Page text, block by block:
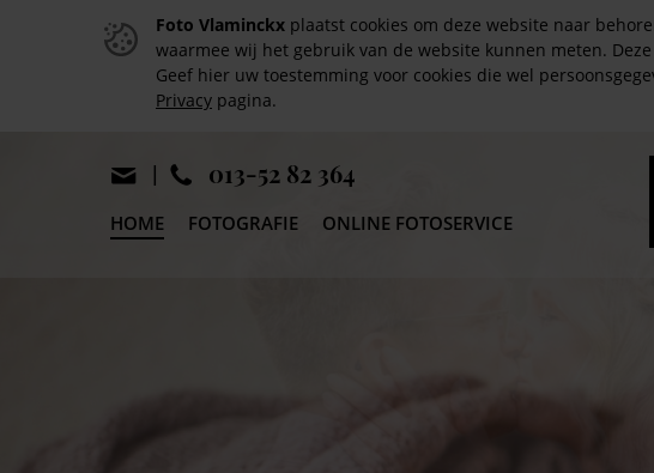
Foto Vlaminckx plaatst cookies om deze website naar
waarmee wij het gebruik van de website kunnen meten.
Geef hier uw toestemming voor cookies die wel
Privacy pagina.
[error-SH-searchBar()]
013-52 82 364
HOME FOTOGRAFIE ONLINE FOTOSERVICE